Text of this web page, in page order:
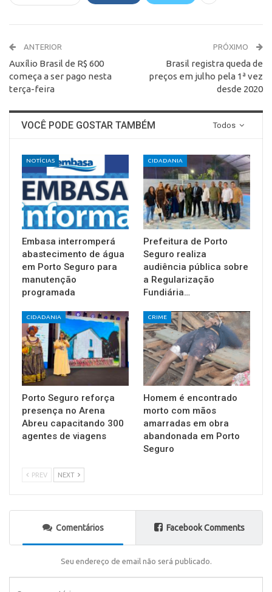
ANTERIOR
Auxílio Brasil de R$ 600
começa a ser pago nesta
terça-feira
PRÓXIMO
Brasil registra queda de
preços em julho pela 1ª vez
desde 2020
Todos
VOCÊ PODE GOSTAR TAMBÉM
NOTÍCIAS
Embasa interromperá
abastecimento de água
em Porto Seguro para
manutenção
programada
CIDADANIA
Prefeitura de Porto
Seguro realiza
audiência pública sobre
a Regularização
Fundiária…
CIDADANIA
Porto Seguro reforça
presença no Arena
Abreu capacitando 300
agentes de viagens
CRIME
Homem é encontrado
morto com mãos
amarradas em obra
abandonada em Porto
Seguro
PREV NEXT
Comentários Facebook Comments
Seu endereço de email não será publicado.